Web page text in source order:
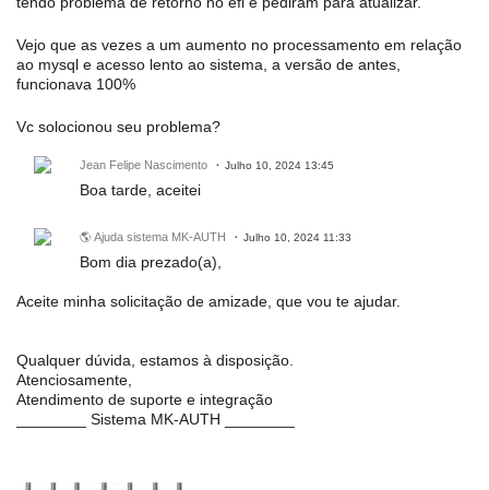
Vejo que as vezes a um aumento no processamento em relação
ao mysql e acesso lento ao sistema, a versão de antes,
funcionava 100%
Vc solocionou seu problema?
Jean Felipe Nascimento Julho 10, 2024 13:45
Boa tarde, aceitei
🌎 Ajuda sistema MK-AUTH Julho 10, 2024 11:33
Bom dia prezado(a),
Aceite minha solicitação de amizade, que vou te ajudar.
Qualquer dúvida, estamos à disposição.
Atenciosamente,
Atendimento de suporte e integração
________ Sistema MK-AUTH ________